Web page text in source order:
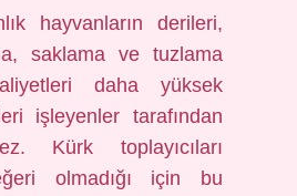
hayvanların derileri,
saklama ve tuzlama
daha yüksek
işleyenler tarafından
Kürk toplayıcıları
olmadığı için bu